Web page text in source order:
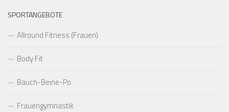
SPORTANGEBOTE
Allround Fitness (Frauen)
Body Fit
Bauch-Beine-Po
Frauengymnastik